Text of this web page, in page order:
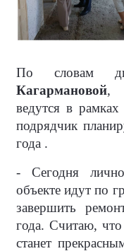
По словам
Кагармановой,
ведутся в
подрядчик
года .
- Сегодня
объекте идут по
завершить
года. Считаю,
станет